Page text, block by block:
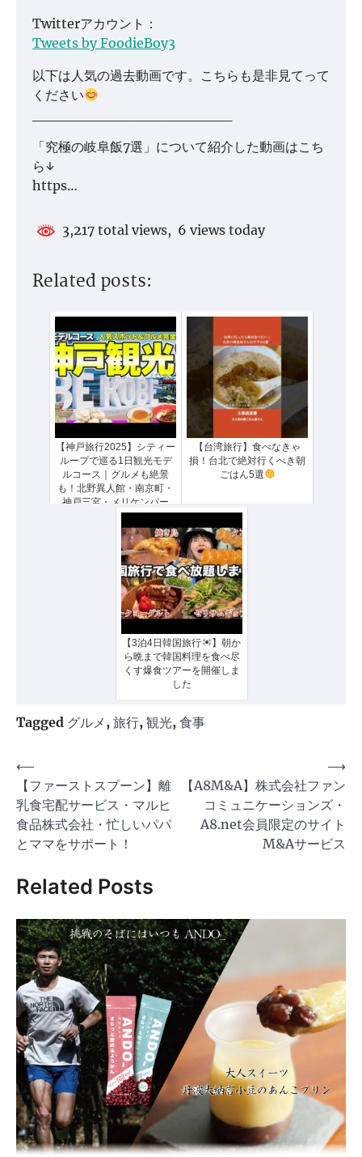
Twitterアカウント：
Tweets by FoodieBoy3
以下は人気の過去動画です。こちらも是非見てって
ください
「究極の岐阜飯7選」について紹介した動画はこち
ら↓
https…
3,217 total views, 6 views today
Related posts:
【神戸旅行2025】シティー
ループで巡る1日観光モデ
ルコース｜グルメも絶景
も！北野異人館・南京町・
神戸三宮・メリケンパー
ク・ハーバーランド・完全
ガイド ｜さんセンタープラ
ザ｜KOBE
【台湾旅行】食べなきゃ
損！台北で絶対行くべき朝
ごはん5選
【3泊4日韓国旅行
】朝か
ら晩まで韓国料理を食べ尽
くす爆食ツアーを開催しま
した
Tagged グルメ , 旅行, 観光, 食事
投
稿
ナ
ビ
ー
シ
ョ
ン
⟵
【ファーストスプーン】離
乳食宅配サービス・マルヒ
食品株式会社・忙しいパパ
とママをサポート！
【A8M&A】株式会社ファン
コミュニケーションズ・
A8.net会員限定のサイト
M&Aサービス
⟶
Related Posts